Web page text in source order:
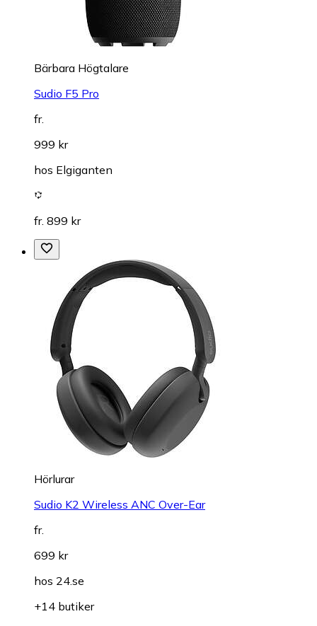
Bärbara Högtalare
Sudio F5 Pro
fr.
999 kr
hos Elgiganten
fr. 899 kr
Hörlurar
Sudio K2 Wireless ANC Over-Ear
fr.
699 kr
hos 24.se
+14 butiker